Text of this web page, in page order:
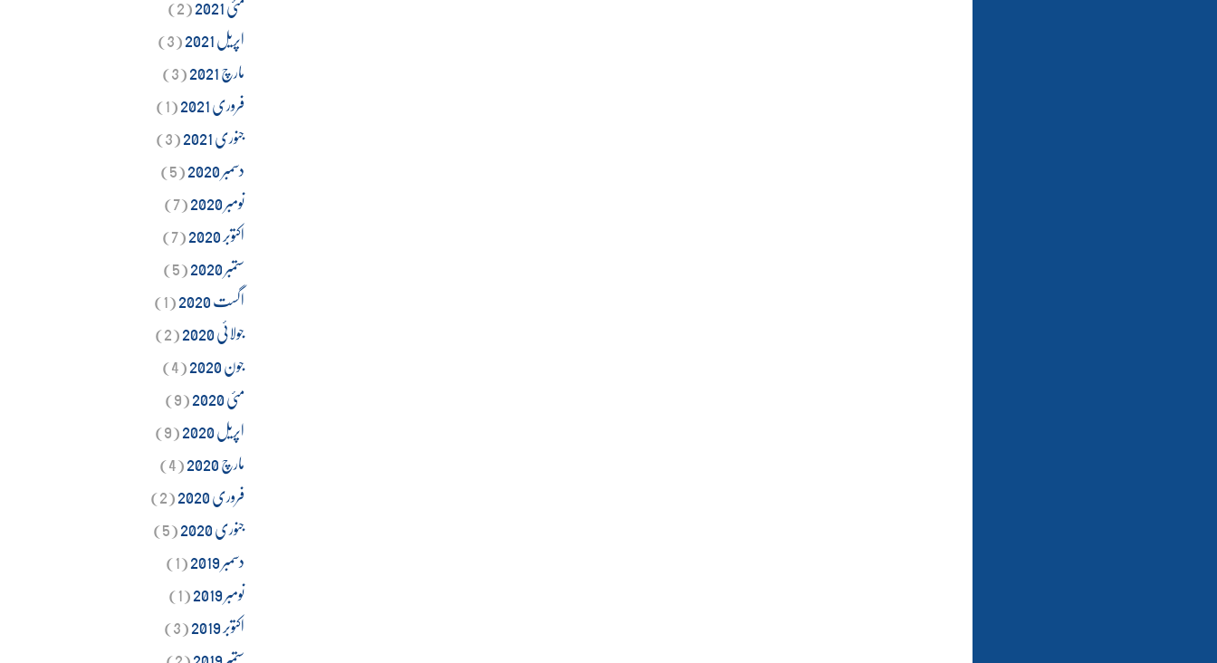
اپریل 2021
(3)
مارچ 2021
(3)
فروری 2021
(1)
جنوری 2021
(3)
دسمبر 2020
(5)
نومبر 2020
(7)
اکتوبر 2020
(7)
ستمبر 2020
(5)
اگست 2020
(1)
جولائی 2020
(2)
جون 2020
(4)
مئی 2020
(9)
اپریل 2020
(9)
مارچ 2020
(4)
فروری 2020
(2)
جنوری 2020
(5)
دسمبر 2019
(1)
نومبر 2019
(1)
اکتوبر 2019
(3)